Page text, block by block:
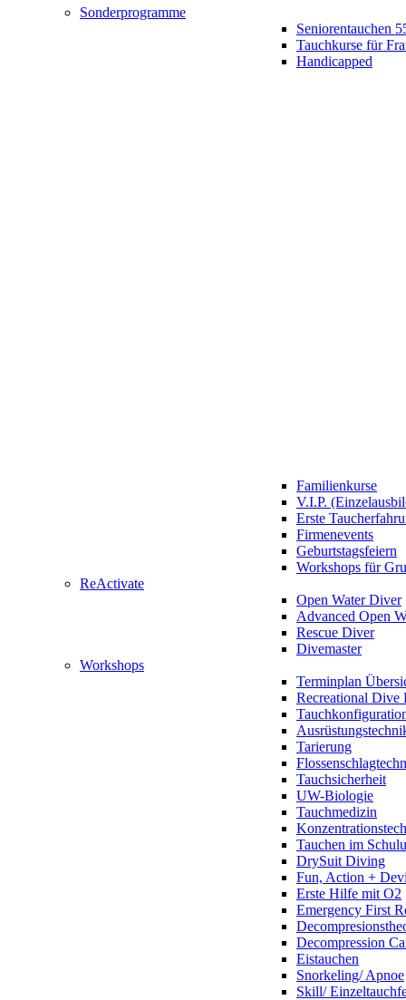
Sonderprogramme
Seniorentauchen
Tauchkurse für
Handicapped
Familienkurse
V.I.P.
Erste
Firmenevents
Geburtstagsfeiern
Workshops für
ReActivate
Open Water Diver
Advanced Open
Rescue Diver
Divemaster
Workshops
Terminplan
Recreational Dive
Tarierung
Tauchsicherheit
UW-Biologie
Tauchmedizin
Tauchen im
DrySuit Diving
Fun, Action +
Erste Hilfe mit O2
Emergency First
Decompression
Eistauchen
Snorkeling/ Apnoe
Skill/